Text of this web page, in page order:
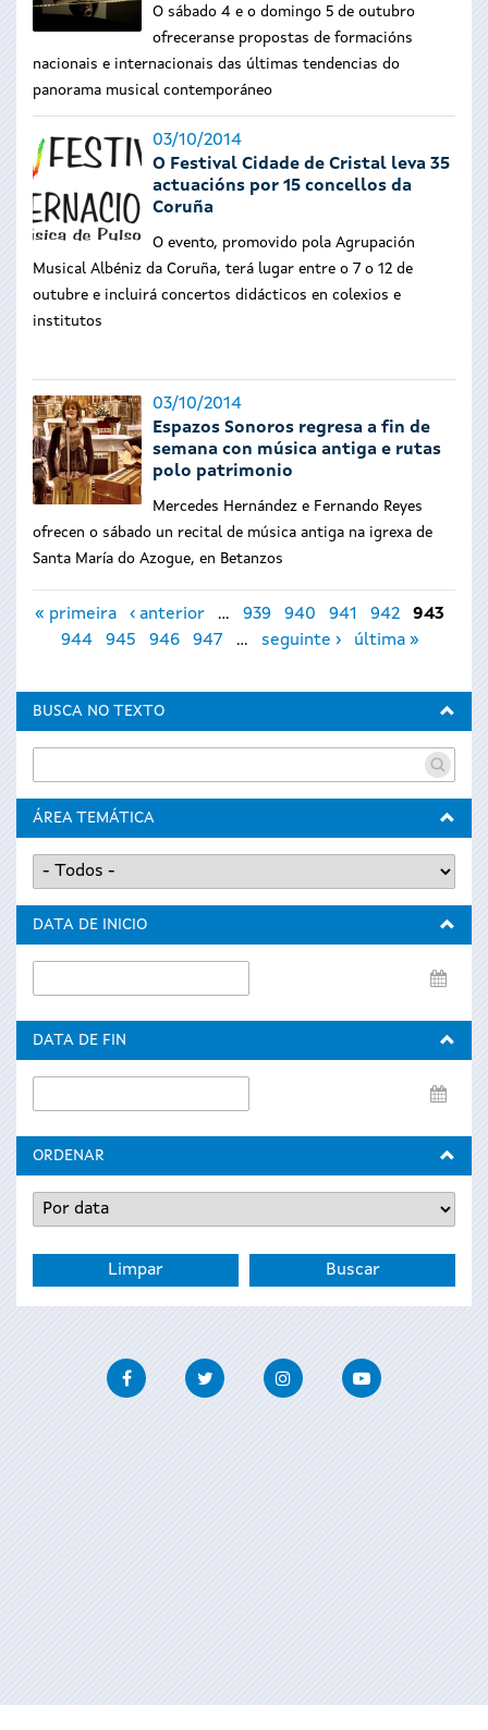
O sábado 4 e o domingo 5 de outubro
ofreceranse propostas de formacións
nacionais e internacionais das últimas tendencias do
panorama musical contemporáneo
03/10/2014
O Festival Cidade de Cristal leva 35
actuacións por 15 concellos da
Coruña
O evento, promovido pola Agrupación
Musical Albéniz da Coruña, terá lugar entre o 7 o 12 de
outubre e incluirá concertos didácticos en colexios e
institutos
03/10/2014
Espazos Sonoros regresa a fin de
semana con música antiga e rutas
polo patrimonio
Mercedes Hernández e Fernando Reyes
ofrecen o sábado un recital de música antiga na igrexa de
Santa María do Azogue, en Betanzos
Páxinas
« primeira ‹ anterior … 939 940 941 942
943
944
945 946 947 … seguinte › última »
BUSCA NO TEXTO
ÁREA TEMÁTICA
DATA DE INICIO
de
DATA DE FIN
de
ORDENAR
FacebookTwitter InstagramYoutube